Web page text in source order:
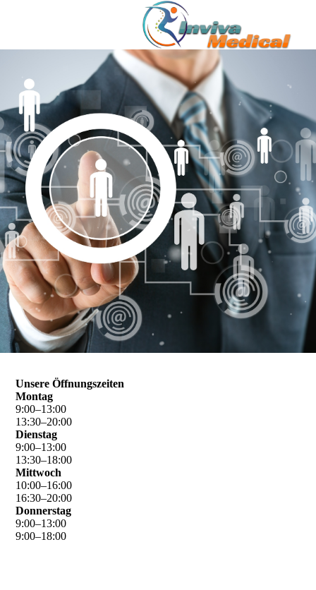
Unsere Öffnungszeiten
Montag
9:00–13:00
13:30–20:00
Dienstag
9:00–13:00
13:30–18:00
Mittwoch
10:00–16:00
16:30–20:00
Donnerstag
9:00–13:00
9:00–18:00